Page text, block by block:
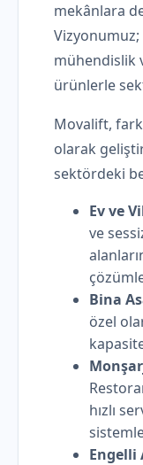
mekânlara
mühendislik
ürünlerle
Movalift,
olarak
sektördeki
Ev ve
ve
Bina
özel
hızlı
Engelli